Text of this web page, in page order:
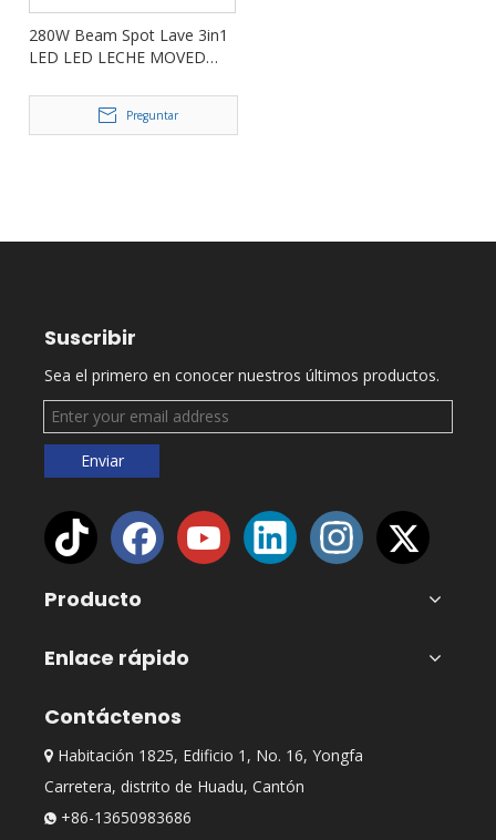
280W Beam Spot Lave 3in1
LED LED LECHE MOVED
Preguntar
Suscribir
Sea el primero en conocer nuestros últimos productos.
Enviar
Producto
Enlace rápido
Contáctenos
 Habitación 1825, Edificio 1, No. 16, Yongfa
Carretera, distrito de Huadu, Cantón
 +86-13650983686